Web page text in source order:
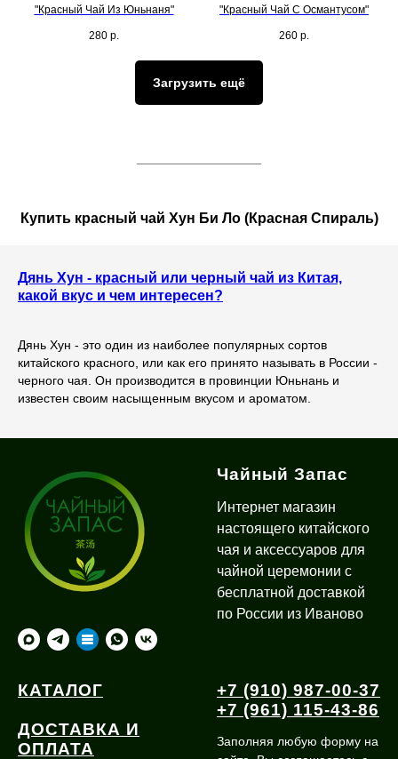
"Красный Чай Из Юньнаня"
280 р.
"Красный Чай С Османтусом"
260 р.
Загрузить ещё
Купить красный чай Хун Би Ло (Красная Спираль)
Дянь Хун - красный или черный чай из Китая,
какой вкус и чем интересен?
Дянь Хун - это один из наиболее популярных сортов
китайского красного, или как его принято называть в России -
черного чая. Он производится в провинции Юньнань и
известен своим насыщенным вкусом и ароматом.
Чайный Запас
Интернет магазин
настоящего китайского
чая и аксессуаров для
чайной церемонии с
бесплатной доставкой
по России из Иваново
КАТАЛОГ
ДОСТАВКА И
ОПЛАТА
+7 (910) 987-00-37
+7 (961) 115-43-86
Заполняя любую форму на